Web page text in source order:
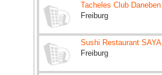
Tacheles Club Daneben
Freiburg
Sushi Restaurant SAYA
Freiburg